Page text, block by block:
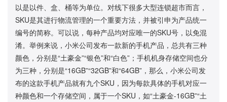
以是以件、盒、桶等为单位。对线下很多大型连锁超市而言，
SKU是其进行物流管理的一个重要方法，并被引申为产品统一
编号的简称。可以说，每种产品均对应唯一的SKU号，以免混
淆。举例来说，小米公司发布一款新的手机产品，总共有三种
颜色，分别是“土豪金”“银色”和“白色”；手机机身存储空间也分
为三种，分别是“16GB”“32GB”和“64GB”，那么，小米公司发
布的这款手机产品就有九个SKU，因为每款具体的手机对应一
种颜色和一个存储空间，属于一个SKU，如“土豪金-16GB”“土